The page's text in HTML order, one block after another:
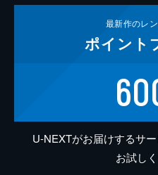
最新作のレ
ポイント
U-NEXTがお届けするサ
お試しく